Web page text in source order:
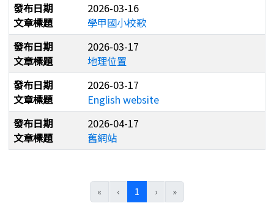
發布日期
2026-03-16
文章標題
學甲國小校歌
發布日期
2026-03-17
文章標題
地理位置
發布日期
2026-03-17
文章標題
English website
發布日期
2026-04-17
文章標題
舊網站
« ‹ 1 (目前頁次)
› »